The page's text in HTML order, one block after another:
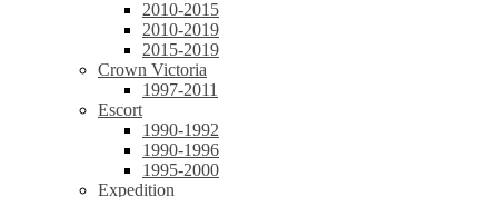
2010-2015
2010-2019
2015-2019
Crown Victoria
1997-2011
Escort
1990-1992
1990-1996
1995-2000
Expedition